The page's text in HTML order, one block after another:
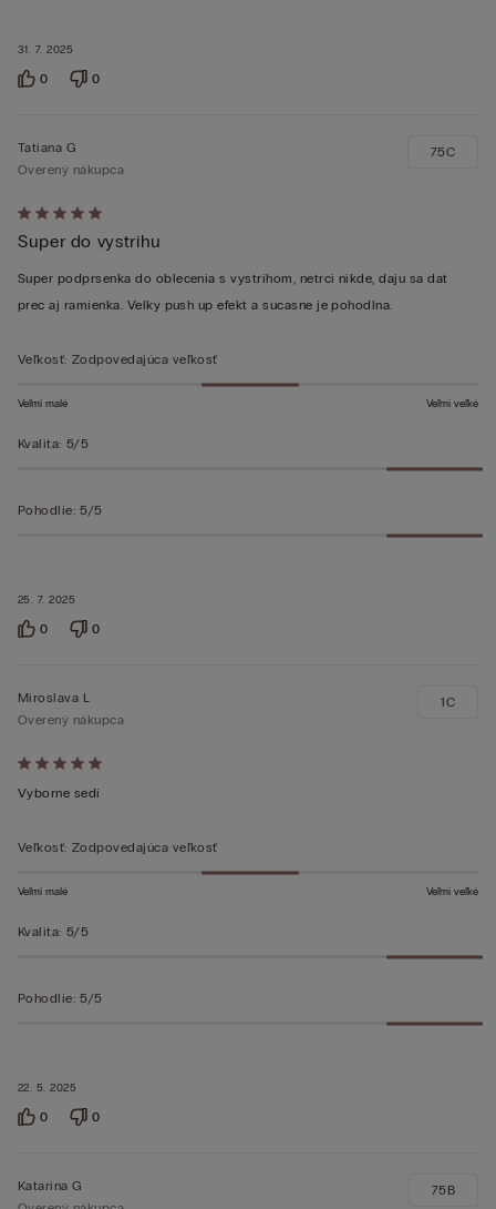
31. 7. 2025
0 0
Hodnotenie:
5
z 5
25. 7. 2025
Tatiana G
Overený nákupca
Super do vystrihu
Super podprsenka do oblecenia s vystrihom, netrci nikde, daju sa dat
prec aj ramienka. Velky push up efekt a sucasne je pohodlna.
75C
Veľkosť: Zodpovedajúca veľkosť
Veľmi malé Veľmi veľké
Kvalita: 5/5
Pohodlie: 5/5
0 0
Hodnotenie:
5
22. 5. 2025
Miroslava L
Overený nákupca
Vyborne sedí
1C
Veľkosť: Zodpovedajúca veľkosť
Veľmi malé Veľmi veľké
Kvalita: 5/5
Pohodlie: 5/5
0 0
Katarina G
75B